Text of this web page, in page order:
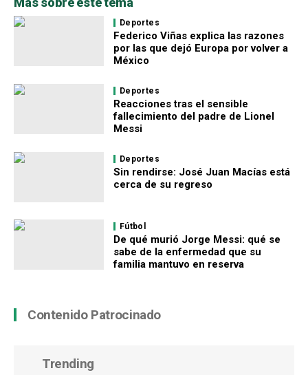
Deportes
Federico Viñas explica las razones
por las que dejó Europa por volver a
México
Deportes
Reacciones tras el sensible
fallecimiento del padre de Lionel
Messi
Deportes
Sin rendirse: José Juan Macías está
cerca de su regreso
Fútbol
De qué murió Jorge Messi: qué se
sabe de la enfermedad que su
familia mantuvo en reserva
Contenido Patrocinado
Trending